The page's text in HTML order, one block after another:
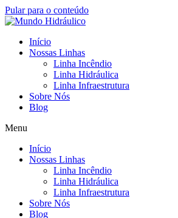
Pular para o conteúdo
Início
Nossas Linhas
Linha Incêndio
Linha Hidráulica
Linha Infraestrutura
Sobre Nós
Blog
Menu
Início
Nossas Linhas
Linha Incêndio
Linha Hidráulica
Linha Infraestrutura
Sobre Nós
Blog